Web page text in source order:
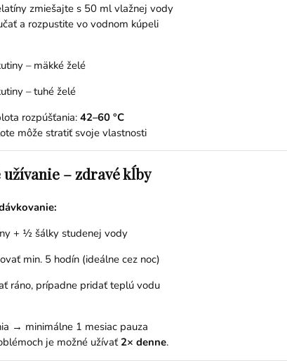
zmiešajte s 50 ml vlažnej vody
a rozpustite vo vodnom kúpeli
– mäkké želé
– tuhé želé
rozpúšťania: 42–60 °C
môže stratiť svoje vlastnosti
užívanie – zdravé kĺby
+ ½ šálky studenej vody
min. 5 hodín (ideálne cez noc)
ráno, prípadne pridať teplú vodu
→ minimálne 1 mesiac pauza
je možné užívať 2× denne.